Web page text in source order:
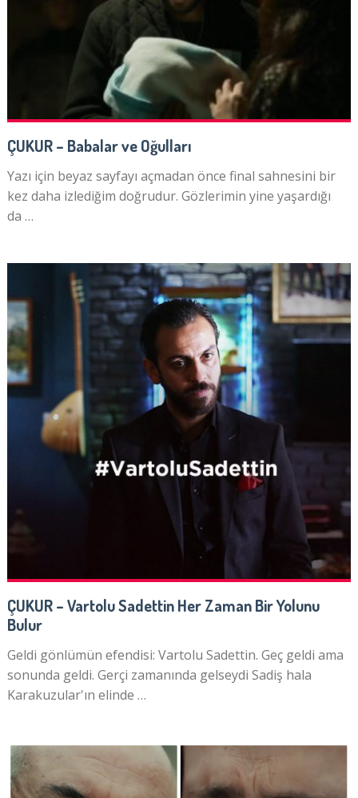
ÇUKUR – Babalar ve Oğulları
Yazı için beyaz sayfayı açmadan önce final sahnesini bir
kez daha izlediğim doğrudur. Gözlerimin yine yaşardığı
da …
ÇUKUR – Vartolu Sadettin Her Zaman Bir Yolunu
Bulur
Geldi gönlümün efendisi: Vartolu Sadettin. Geç geldi ama
sonunda geldi. Gerçi zamanında gelseydi Sadiş hala
Karakuzular'ın elinde …